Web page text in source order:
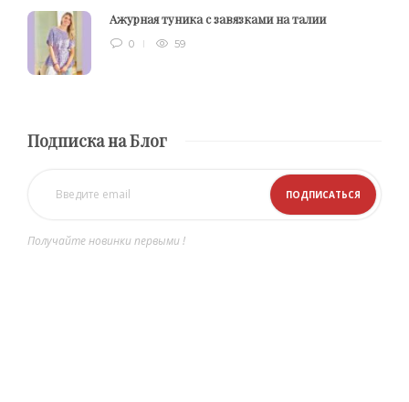
Ажурная туника с завязками на талии
0 59
Подписка на Блог
Получайте новинки первыми !